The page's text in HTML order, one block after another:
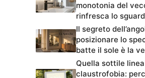
monotonia del
rinfresca lo
Il segreto
posizionare lo
batte il sole è la
Quella sottile
claustrofobia: